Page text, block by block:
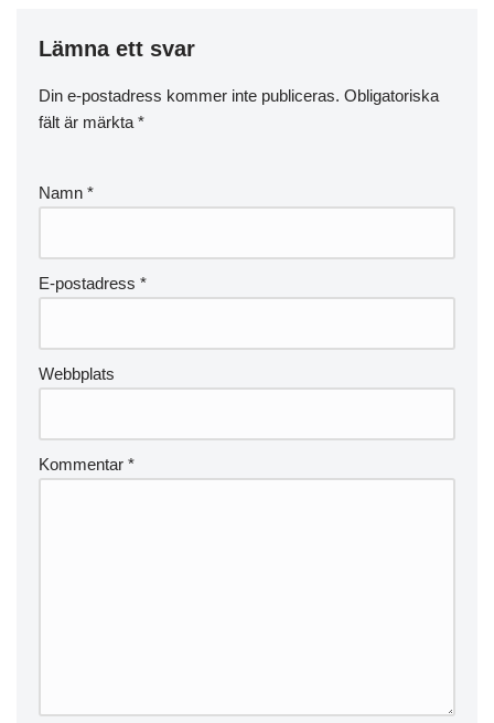
Lämna ett svar
Din e-postadress kommer inte publiceras. Obligatoriska
fält är märkta *
Namn *
E-postadress *
Webbplats
Kommentar *